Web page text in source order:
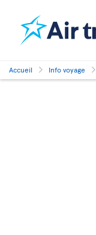
Accueil Info voyage